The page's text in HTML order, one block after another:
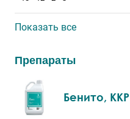
Показать все
Препараты
Бенито, ККР